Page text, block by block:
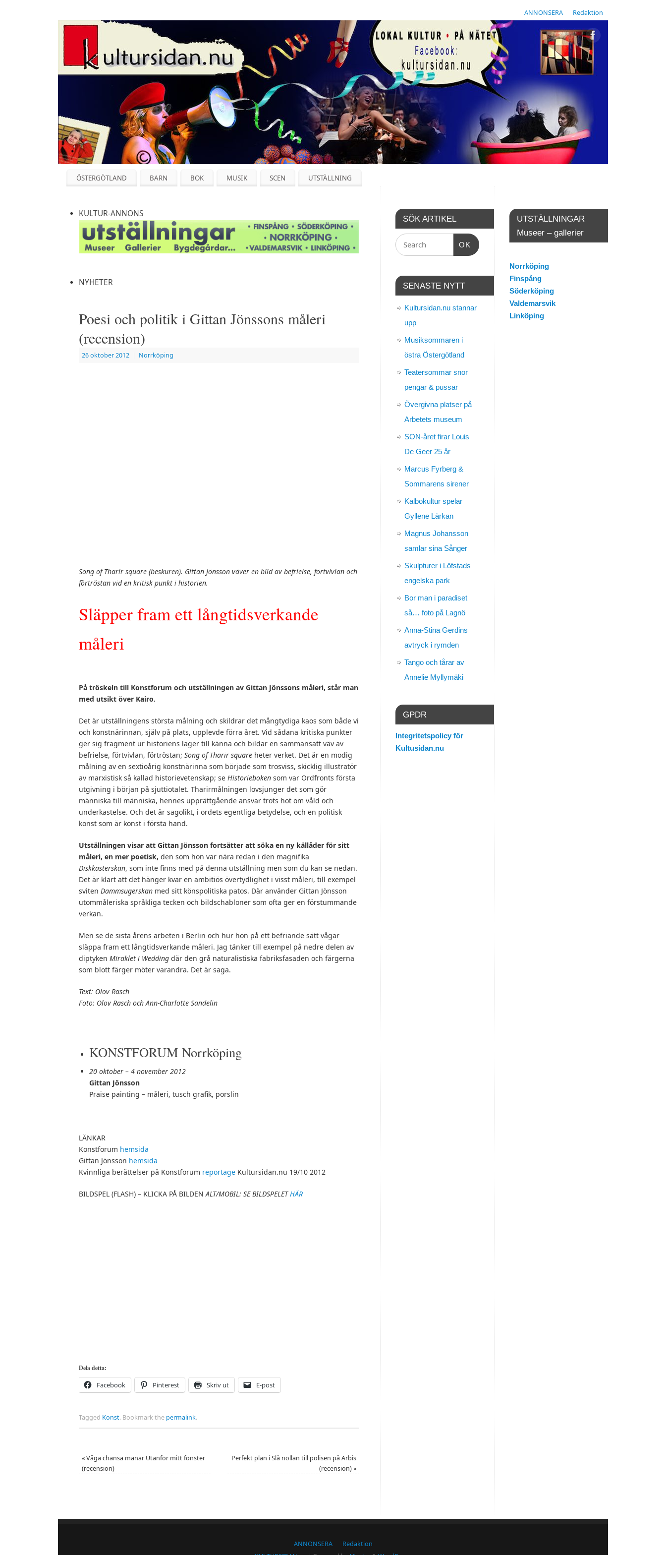
ANNONSERA Redaktion
ÖSTERGÖTLAND BARN BOK MUSIK SCEN UTSTÄLLNING
KULTUR-ANNONS
NYHETER
Poesi och politik i Gittan Jönssons måleri
(recension)
26 oktober 2012 | Norrköping
Song of Tharir square (beskuren). Gittan Jönsson väver en bild av befrielse, förtvivlan och
förtröstan vid en kritisk punkt i historien.
Släpper fram ett långtidsverkande
måleri
På tröskeln till Konstforum och utställningen av Gittan Jönssons måleri, står man
med utsikt över Kairo.
Det är utställningens största målning och skildrar det mångtydiga kaos som både vi
och konstnärinnan, själv på plats, upplevde förra året. Vid sådana kritiska punkter
ger sig fragment ur historiens lager till känna och bildar en sammansatt väv av
befrielse, förtvivlan, förtröstan; Song of Tharir square heter verket. Det är en modig
målning av en sextioårig konstnärinna som började som trosviss, skicklig illustratör
av marxistisk så kallad historievetenskap; se Historieboken som var Ordfronts första
utgivning i början på sjuttiotalet. Tharirmålningen lovsjunger det som gör
människa till människa, hennes upprättgående ansvar trots hot om våld och
underkastelse. Och det är sagolikt, i ordets egentliga betydelse, och en politisk
konst som är konst i första hand.
Utställningen visar att Gittan Jönsson fortsätter att söka en ny källåder för sitt
måleri, en mer poetisk, den som hon var nära redan i den magnifika
Diskkasterskan, som inte finns med på denna utställning men som du kan se nedan.
Det är klart att det hänger kvar en ambitiös övertydlighet i visst måleri, till exempel
sviten Dammsugerskan med sitt könspolitiska patos. Där använder Gittan Jönsson
utommåleriska språkliga tecken och bildschabloner som ofta ger en förstummande
verkan.
Men se de sista årens arbeten i Berlin och hur hon på ett befriande sätt vågar
släppa fram ett långtidsverkande måleri. Jag tänker till exempel på nedre delen av
diptyken Miraklet i Wedding där den grå naturalistiska fabriksfasaden och färgerna
som blott färger möter varandra. Det är saga.
Text: Olov Rasch
Foto: Olov Rasch och Ann-Charlotte Sandelin
KONSTFORUM Norrköping
20 oktober – 4 november 2012
Gittan Jönsson
Praise painting – måleri, tusch grafik, porslin
LÄNKAR
Konstforum hemsida
Gittan Jönsson hemsida
Kvinnliga berättelser på Konstforum reportage Kultursidan.nu 19/10 2012
BILDSPEL (FLASH) – KLICKA PÅ BILDENALT/MOBIL: SE BILDSPELETHÄR
Dela detta:
Facebook Pinterest Skriv ut E-post
Tagged Konst. Bookmark the permalink.
«Våga chansa manar Utanför mitt fönster
(recension)
Perfekt plan i Slå nollan till polisen på Arbis
(recension)»
UTSTÄLLNINGAR
Museer – gallerier
Norrköping
Finspång
Söderköping
Valdemarsvik
Linköping
SÖK ARTIKEL
OK
SENASTE NYTT
Kultursidan.nu stannar
upp
Musiksommaren i
östra Östergötland
Teatersommar snor
pengar & pussar
Övergivna platser på
Arbetets museum
SON-året firar Louis
De Geer 25 år
Marcus Fyrberg &
Sommarens sirener
Kalbokultur spelar
Gyllene Lärkan
Magnus Johansson
samlar sina Sånger
Skulpturer i Löfstads
engelska park
Bor man i paradiset
så… foto på Lagnö
Anna-Stina Gerdins
avtryck i rymden
Tango och tårar av
Annelie Myllymäki
GPDR
Integritetspolicy för
Kultusidan.nu
ANNONSERA
Redaktion